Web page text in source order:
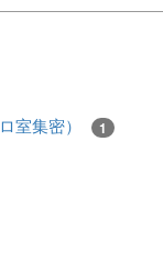
室集密） 1